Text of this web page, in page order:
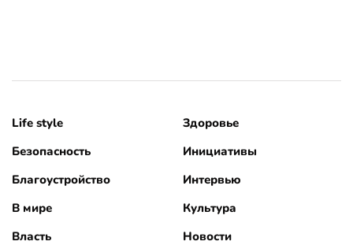
Life style
Безопасность
Благоустройство
В мире
Власть
Здоровье
Инициативы
Интервью
Культура
Новости